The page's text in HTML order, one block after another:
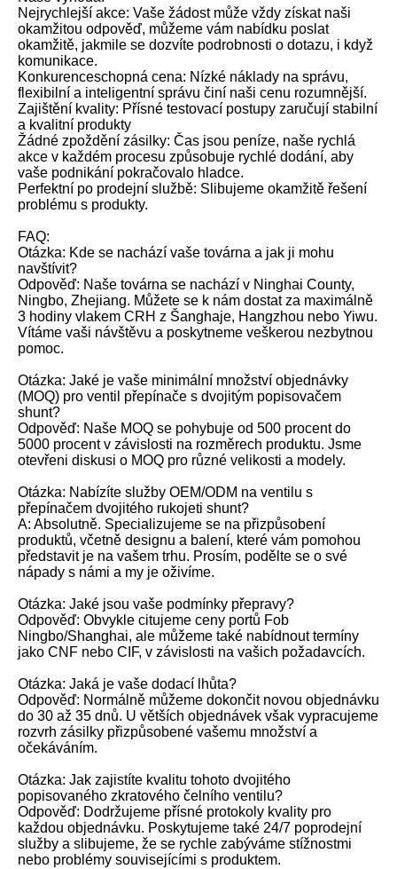
Nejrychlejší akce: Vaše žádost může vždy získat naši
okamžitou odpověď, můžeme vám nabídku poslat
okamžitě, jakmile se dozvíte podrobnosti o dotazu, i když
komunikace.
Konkurenceschopná cena: Nízké náklady na správu,
flexibilní a inteligentní správu činí naši cenu rozumnější.
Zajištění kvality: Přísné testovací postupy zaručují stabilní
a kvalitní produkty
Žádné zpoždění zásilky: Čas jsou peníze, naše rychlá
akce v každém procesu způsobuje rychlé dodání, aby
vaše podnikání pokračovalo hladce.
Perfektní po prodejní službě: Slibujeme okamžitě řešení
problému s produkty.
FAQ:
Otázka: Kde se nachází vaše továrna a jak ji mohu
navštívit?
Odpověď: Naše továrna se nachází v Ninghai County,
Ningbo, Zhejiang. Můžete se k nám dostat za maximálně
3 hodiny vlakem CRH z Šanghaje, Hangzhou nebo Yiwu.
Vítáme vaši návštěvu a poskytneme veškerou nezbytnou
pomoc.
Otázka: Jaké je vaše minimální množství objednávky
(MOQ) pro ventil přepínače s dvojitým popisovačem
shunt?
Odpověď: Naše MOQ se pohybuje od 500 procent do
5000 procent v závislosti na rozměrech produktu. Jsme
otevřeni diskusi o MOQ pro různé velikosti a modely.
Otázka: Nabízíte služby OEM/ODM na ventilu s
přepínačem dvojitého rukojeti shunt?
A: Absolutně. Specializujeme se na přizpůsobení
produktů, včetně designu a balení, které vám pomohou
představit je na vašem trhu. Prosím, podělte se o své
nápady s námi a my je oživíme.
Otázka: Jaké jsou vaše podmínky přepravy?
Odpověď: Obvykle citujeme ceny portů Fob
Ningbo/Shanghai, ale můžeme také nabídnout termíny
jako CNF nebo CIF, v závislosti na vašich požadavcích.
Otázka: Jaká je vaše dodací lhůta?
Odpověď: Normálně můžeme dokončit novou objednávku
do 30 až 35 dnů. U větších objednávek však vypracujeme
rozvrh zásilky přizpůsobené vašemu množství a
očekáváním.
Otázka: Jak zajistíte kvalitu tohoto dvojitého
popisovaného zkratového čelního ventilu?
Odpověď: Dodržujeme přísné protokoly kvality pro
každou objednávku. Poskytujeme také 24/7 poprodejní
služby a slibujeme, že se rychle zabýváme stížnostmi
nebo problémy souvisejícími s produktem.